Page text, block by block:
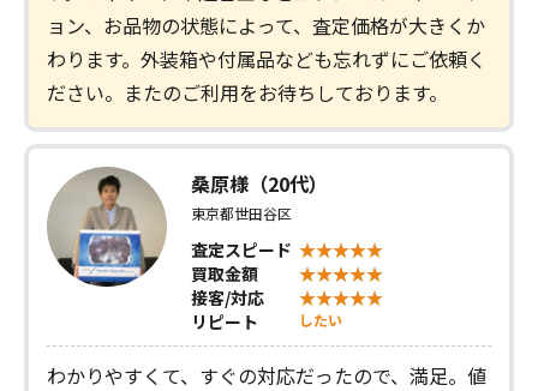
ョン、お品物の状態によって、査定価格が大きくか
わります。外装箱や付属品なども忘れずにご依頼く
ださい。またのご利用をお待ちしております。
桑原様（20代）
東京都世田谷区
査定スピード
買取金額
接客/対応
リピート
したい
わかりやすくて、すぐの対応だったので、満足。値